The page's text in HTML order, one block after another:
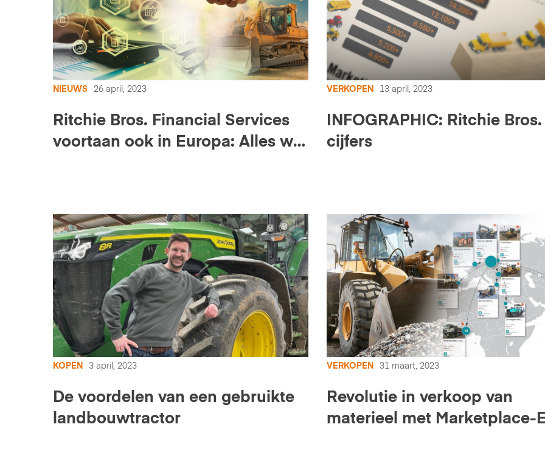
NIEUWS 26 april, 2023
Ritchie Bros. Financial Services
voortaan ook in Europa: Alles wat
VERKOPEN 13 april, 2023
INFOGRAPHIC: Ritchie
cijfers
KOPEN 3 april, 2023
De voordelen van een gebruikte
landbouwtractor
VERKOPEN 31 maart, 2023
Revolutie in verkoop van
materieel met Marketplace-